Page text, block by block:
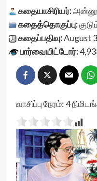
கதையாசிரியர்:
கதைத்தொகுப்பு:
கதைப்பதிவு:August
பார்வையிட்டோர்:
வாசிப்பு நேரம்:4